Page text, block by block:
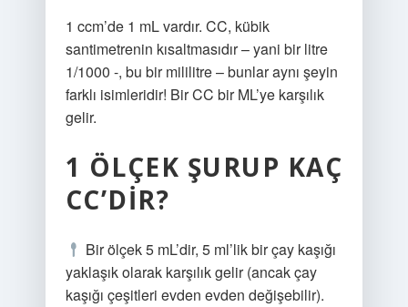
1 ccm’de 1 mL vardır. CC, kübik
santimetrenin kısaltmasıdır – yani bir litre
1/1000 -, bu bir mililitre – bunlar aynı şeyin
farklı isimleridir! Bir CC bir ML’ye karşılık
gelir.
1 ÖLÇEK ŞURUP KAÇ
CC’DIR?
Bir ölçek 5 mL’dir, 5 ml’lik bir çay kaşığı
yaklaşık olarak karşılık gelir (ancak çay
kaşığı çeşitleri evden evden değişebilir).